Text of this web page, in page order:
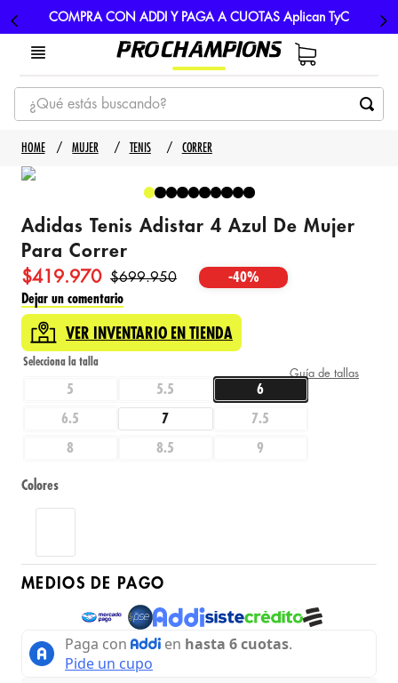
COMPRA CON ADDI Y PAGA A CUOTAS Aplican TyC
¿Qué estás buscando?
TÉRMINOS MÁS BUSCADOS
1
3. nike
4. guayos
5
MUJER TENIS CORRER
Adidas Tenis Adistar 4 Azul De Mujer
Para Correr
$419.970 $699.950 -40%
Dejar un comentario
VER INVENTARIO EN TIENDA
Guía de tallas
5 5.5 6
6.5 7 7.5
8 8.5 9
Colores
MEDIOS DE PAGO